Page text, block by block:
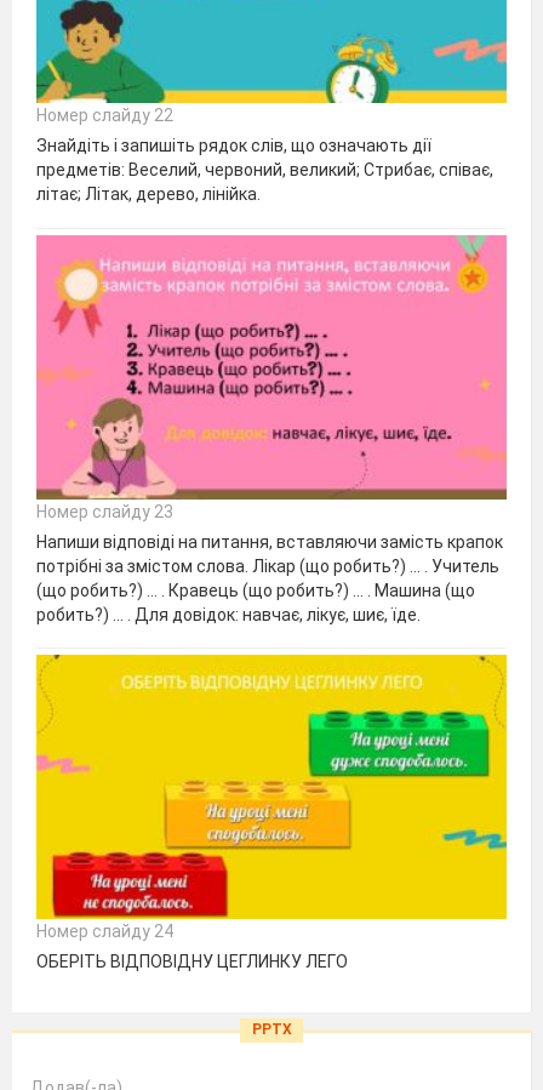
Номер слайду 22
Знайдіть і запишіть рядок слів, що означають дії
предметів: Веселий, червоний, великий; Стрибає, співає,
літає; Літак, дерево, лінійка.
Номер слайду 23
Напиши відповіді на питання, вставляючи замість крапок
потрібні за змістом слова. Лікар (що робить?) … . Учитель
(що робить?) … . Кравець (що робить?) … . Машина (що
робить?) … . Для довідок: навчає, лікує, шиє, їде.
Номер слайду 24
ОБЕРІТЬ ВІДПОВІДНУ ЦЕГЛИНКУ ЛЕГО
PPTX